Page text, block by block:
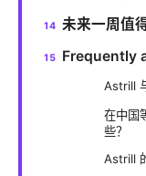
未来一周值
Frequently
Astrill
在中国
些？
Astrill